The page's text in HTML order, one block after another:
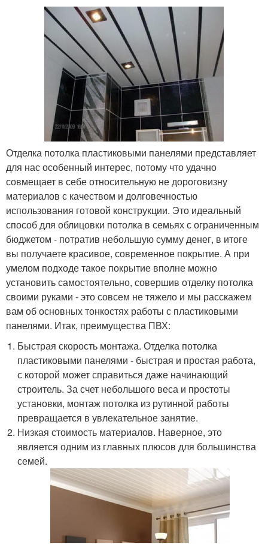
Отделка потолка пластиковыми панелями представляет
для нас особенный интерес, потому что удачно
совмещает в себе относительную не дороговизну
материалов с качеством и долговечностью
использования готовой конструкции. Это идеальный
способ для облицовки потолка в семьях с ограниченным
бюджетом - потратив небольшую сумму денег, в итоге
вы получаете красивое, современное покрытие. А при
умелом подходе такое покрытие вполне можно
установить самостоятельно, совершив отделку потолка
своими руками - это совсем не тяжело и мы расскажем
вам об основных тонкостях работы с пластиковыми
панелями. Итак, преимущества ПВХ:
Быстрая скорость монтажа. Отделка потолка
пластиковыми панелями - быстрая и простая работа,
с которой может справиться даже начинающий
строитель. За счет небольшого веса и простоты
установки, монтаж потолка из рутинной работы
превращается в увлекательное занятие.
Низкая стоимость материалов. Наверное, это
является одним из главных плюсов для большинства
семей.